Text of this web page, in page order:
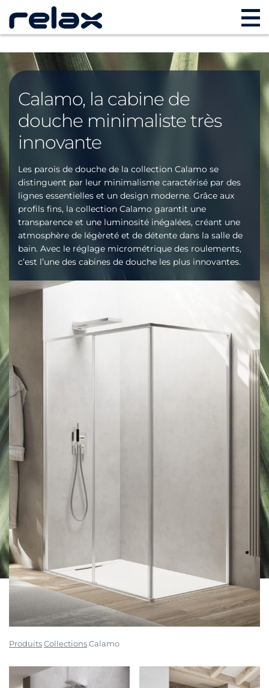
Calamo, la cabine de
douche minimaliste très
innovante
Les parois de douche de la collection Calamo se
distinguent par leur minimalisme caractérisé par des
lignes essentielles et un design moderne. Grâce aux
profils fins, la collection Calamo garantit une
transparence et une luminosité inégalées, créant une
atmosphère de légèreté et de détente dans la salle de
bain. Avec le réglage micrométrique des roulements,
c’est l’une des cabines de douche les plus innovantes.
ProduitsCollectionsCalamo